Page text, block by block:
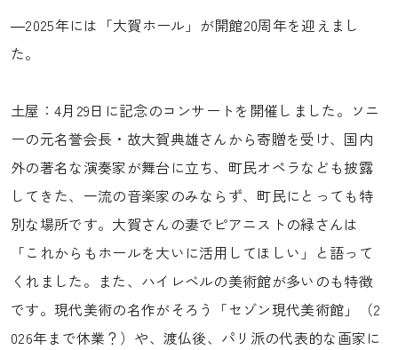
―2025年には「大賀ホール」が開館20周年を迎えまし
た。
土屋：4月29日に記念のコンサートを開催しました。ソニ
ーの元名誉会長・故大賀典雄さんから寄贈を受け、国内
外の著名な演奏家が舞台に立ち、町民オペラなども披露
してきた、一流の音楽家のみならず、町民にとっても特
別な場所です。大賀さんの妻でピアニストの緑さんは
「これからもホールを大いに活用してほしい」と語って
くれました。また、ハイレベルの美術館が多いのも特徴
です。現代美術の名作がそろう「セゾン現代美術館」（2
026年まで休業？）や、渡仏後、パリ派の代表的な画家に